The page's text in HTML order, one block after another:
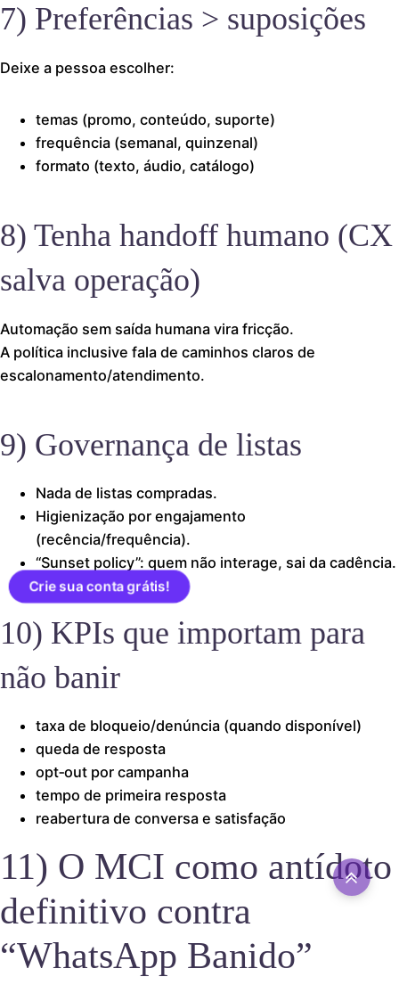
7) Preferências > suposições
Deixe a pessoa escolher:
temas (promo, conteúdo, suporte)
frequência (semanal, quinzenal)
formato (texto, áudio, catálogo)
8) Tenha handoff humano (CX
salva operação)
Automação sem saída humana vira fricção.
A política inclusive fala de caminhos claros de
escalonamento/atendimento.
9) Governança de listas
Nada de listas compradas.
Higienização por engajamento
(recência/frequência).
“Sunset policy”: quem não interage, sai da cadência.
10) KPIs que importam para
não banir
taxa de bloqueio/denúncia (quando disponível)
queda de resposta
opt‑out por campanha
tempo de primeira resposta
reabertura de conversa e satisfação
11) O MCI como antídoto
definitivo contra
“WhatsApp Banido”
Crie sua conta grátis!